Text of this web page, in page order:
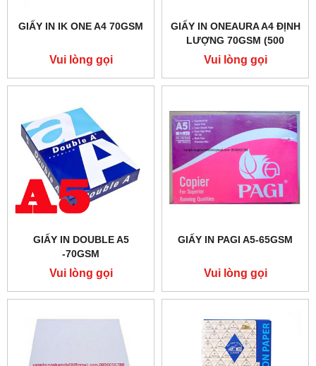
GIẤY IN IK ONE A4 70GSM
Vui lòng gọi
GIẤY IN ONEAURA A4 ĐỊNH
LƯỢNG 70GSM (500
TỜ/REAM)IẤY IN ONEAURA
A4 ĐỊNH LƯỢNG 70GSM
Vui lòng gọi
GIẤY IN DOUBLE A5
-70GSM
Vui lòng gọi
GIẤY IN PAGI A5-65GSM
Vui lòng gọi